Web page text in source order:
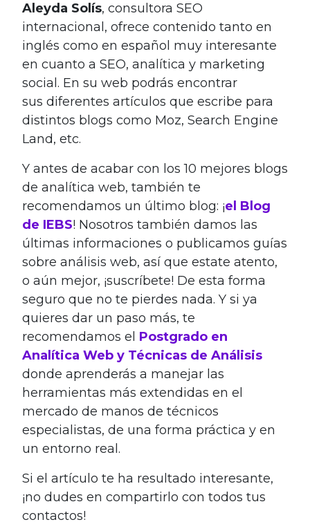
Aleyda Solís, consultora SEO
internacional, ofrece contenido tanto en
inglés como en español muy interesante
en cuanto a SEO, analítica y marketing
social. En su web podrás encontrar
sus diferentes artículos que escribe para
distintos blogs como Moz, Search Engine
Land, etc.
Y antes de acabar con los 10 mejores blogs
de analítica web, también te
recomendamos un último blog: ¡el Blog
de IEBS! Nosotros también damos las
últimas informaciones o publicamos guías
sobre análisis web, así que estate atento,
o aún mejor, ¡suscríbete! De esta forma
seguro que no te pierdes nada. Y si ya
quieres dar un paso más, te
recomendamos el Postgrado en
Analítica Web y Técnicas de Análisis
donde aprenderás a manejar las
herramientas más extendidas en el
mercado de manos de técnicos
especialistas, de una forma práctica y en
un entorno real.
Si el artículo te ha resultado interesante,
¡no dudes en compartirlo con todos tus
contactos!